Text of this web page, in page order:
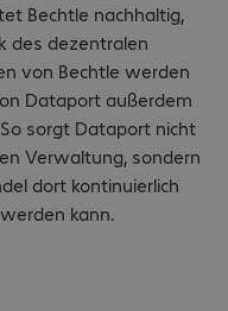
Bechtle nachhaltig,
des dezentralen
von Bechtle werden
Dataport außerdem
sorgt Dataport nicht
Verwaltung, sondern
dort kontinuierlich
kann.